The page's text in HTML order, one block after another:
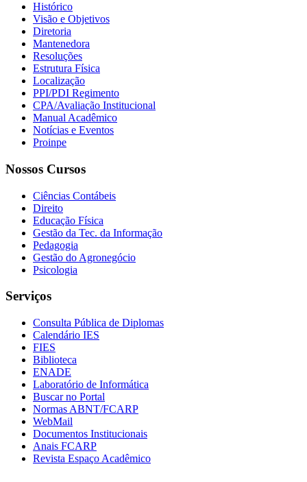
Histórico
Visão e Objetivos
Diretoria
Mantenedora
Resoluções
Estrutura Física
Localização
PPI/PDI Regimento
CPA/Avaliação Institucional
Manual Acadêmico
Notícias e Eventos
Proinpe
Nossos Cursos
Ciências Contábeis
Direito
Educação Física
Gestão da Tec. da Informação
Pedagogia
Gestão do Agronegócio
Psicologia
Serviços
Consulta Pública de Diplomas
Calendário IES
FIES
Biblioteca
ENADE
Laboratório de Informática
Buscar no Portal
Normas ABNT/FCARP
WebMail
Documentos Institucionais
Anais FCARP
Revista Espaço Acadêmico